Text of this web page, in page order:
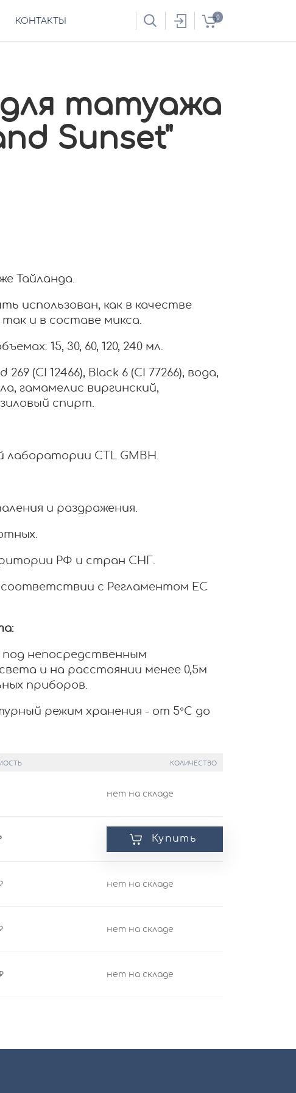
КОНТАКТЫ 0
татуажа
Sunset"
Тайланда.
использован, как в качестве
и в составе микса.
15, 30, 60, 120, 240 мл.
269 (CI 12466), Black 6 (CI 77266), вода,
гамамелис виргинский,
спирт.
лаборатории CTL GMBH.
и раздражения.
РФ и стран СНГ.
с Регламентом ЕС
под непосредственным
и на расстоянии менее 0,5м
приборов.
режим хранения - от 5°С до
КОЛИЧЕСТВО
нет на складе
Купить
нет на складе
нет на складе
нет на складе